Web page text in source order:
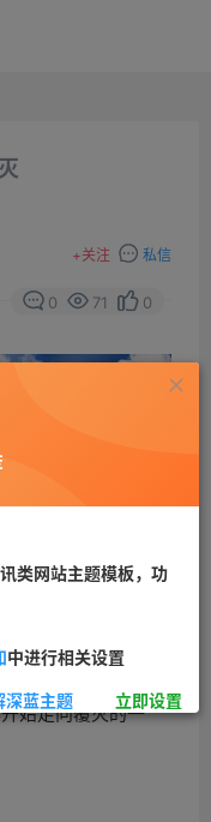
+关注 私信
0 71 0
始走向覆灭的一
类网站主题模板，功
中进行相关设置
深蓝主题 立即设置